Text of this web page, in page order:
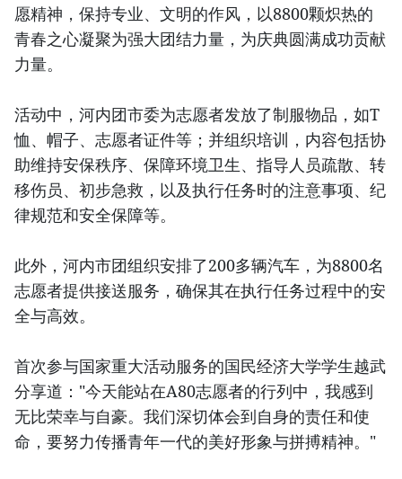
愿精神，保持专业、文明的作风，以8800颗炽热的
青春之心凝聚为强大团结力量，为庆典圆满成功贡献
力量。
活动中，河内团市委为志愿者发放了制服物品，如T
恤、帽子、志愿者证件等；并组织培训，内容包括协
助维持安保秩序、保障环境卫生、指导人员疏散、转
移伤员、初步急救，以及执行任务时的注意事项、纪
律规范和安全保障等。
此外，河内市团组织安排了200多辆汽车，为8800名
志愿者提供接送服务，确保其在执行任务过程中的安
全与高效。
首次参与国家重大活动服务的国民经济大学学生越武
分享道："今天能站在A80志愿者的行列中，我感到
无比荣幸与自豪。我们深切体会到自身的责任和使
命，要努力传播青年一代的美好形象与拼搏精神。"